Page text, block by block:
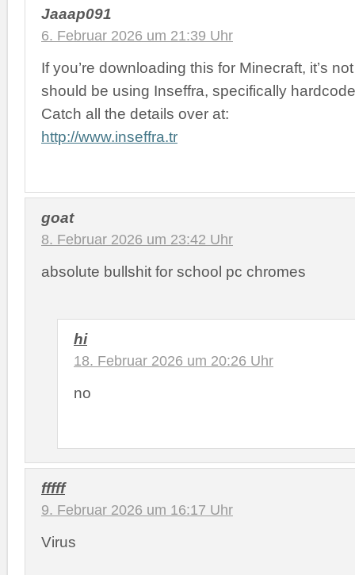
Jaaap091
6. Februar 2026 um 21:39 Uhr
If you’re downloading this for Minecraft, it’s
should be using Inseffra, specifically
Catch all the details over at:
http://www.inseffra.tr
goat
8. Februar 2026 um 23:42 Uhr
absolute bullshit for school pc chromes
hi
18. Februar 2026 um 20:26 Uhr
no
fffff
9. Februar 2026 um 16:17 Uhr
Virus